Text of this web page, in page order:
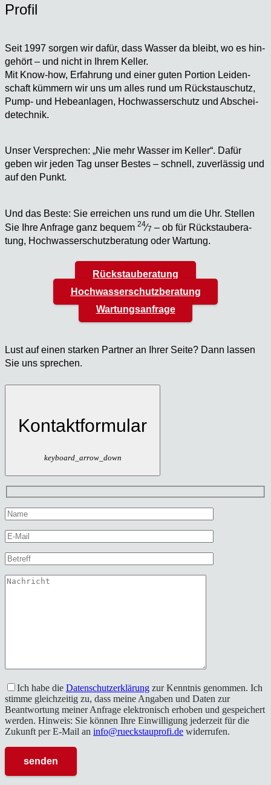
Pro­fil
Seit 1997 sor­gen wir dafür, dass Was­ser da bleibt, wo es hin­
ge­hört – und nicht in Ihrem Kel­ler.
Mit Know-how, Erfah­rung und einer guten Por­ti­on Lei­den­
schaft küm­mern wir uns um alles rund um Rückstau­schutz,
Pump- und Hebe­an­la­gen, Hoch­was­ser­schutz und Abschei­
de­tech­nik.
Unser Ver­spre­chen: „Nie mehr Was­ser im Kel­ler“. Dafür
geben wir jeden Tag unser Bes­tes – schnell, zuver­läs­sig und
auf den Punkt.
Und das Bes­te: Sie errei­chen uns rund um die Uhr. Stel­len
Sie Ihre Anfra­ge ganz bequem 24⁄7 – ob für Rück­stau­be­ra­
tung, Hoch­was­ser­schutz­be­ra­tung oder War­tung.
Rückstauberatung
Hochwasserschutzberatung
Wartungsanfrage
Lust auf einen star­ken Part­ner an Ihrer Sei­te? Dann las­sen
Sie uns spre­chen.
Kontaktformular
keyboard_arrow_down
Ich habe die Datenschutzerklärung zur Kenntnis genommen. Ich
stimme gleichzeitig zu, dass meine Angaben und Daten zur
Beantwortung meiner Anfrage elektronisch erhoben und gespeichert
werden. Hinweis: Sie können Ihre Einwilligung jederzeit für die
Zukunft per E-Mail an info@rueckstauprofi.de widerrufen.